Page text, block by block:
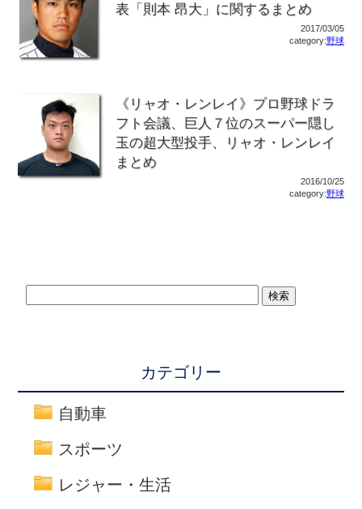
表「則本 昂大」に関するまとめ
2017/03/05
category:野球
《リャオ・レンレイ》プロ野球ドラ
フト会議、巨人７位のスーパー隠し
玉の超大型投手、リャオ・レンレイ
まとめ
2016/10/25
category:野球
カテゴリー
自動車
スポーツ
レジャー・生活